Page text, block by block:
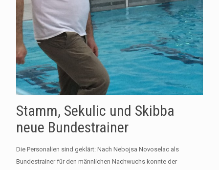
Stamm, Sekulic und Skibba
neue Bundestrainer
Die Personalien sind geklärt: Nach Nebojsa Novoselac als
Bundestrainer für den männlichen Nachwuchs konnte der